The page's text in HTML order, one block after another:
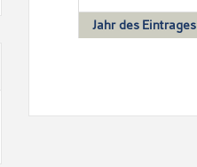
Jahr des Eintrages